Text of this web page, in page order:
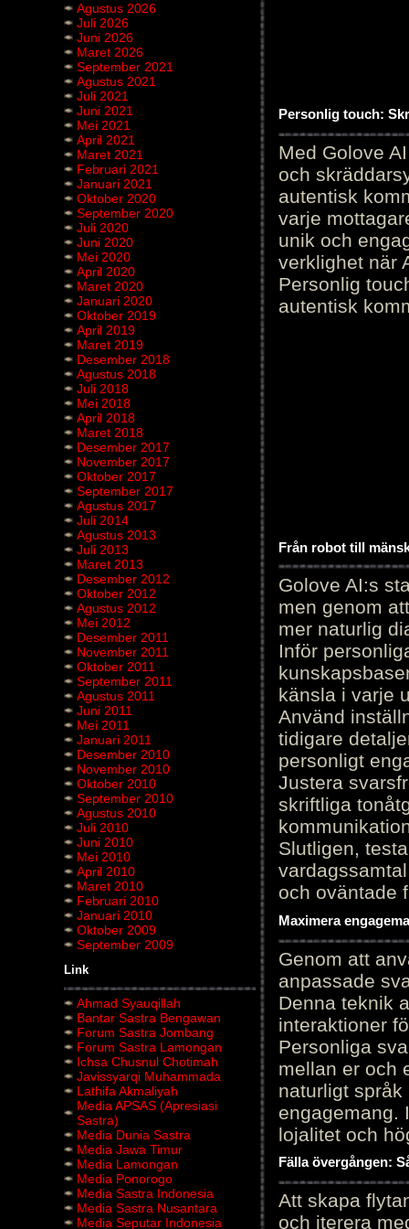
Agustus 2026
Juli 2026
Juni 2026
Maret 2026
September 2021
Agustus 2021
Juli 2021
Juni 2021
Mei 2021
April 2021
Maret 2021
Februari 2021
Januari 2021
Oktober 2020
September 2020
Juli 2020
Juni 2020
Mei 2020
April 2020
Maret 2020
Januari 2020
Oktober 2019
April 2019
Maret 2019
Desember 2018
Agustus 2018
Juli 2018
Mei 2018
April 2018
Maret 2018
Desember 2017
November 2017
Oktober 2017
September 2017
Agustus 2017
Juli 2014
Agustus 2013
Juli 2013
Maret 2013
Desember 2012
Oktober 2012
Agustus 2012
Mei 2012
Desember 2011
November 2011
Oktober 2011
September 2011
Agustus 2011
Juni 2011
Mei 2011
Januari 2011
Desember 2010
November 2010
Oktober 2010
September 2010
Agustus 2010
Juli 2010
Juni 2010
Mei 2010
April 2010
Maret 2010
Februari 2010
Januari 2010
Oktober 2009
September 2009
Link
Ahmad Syauqillah
Bantar Sastra Bengawan
Forum Sastra Jombang
Forum Sastra Lamongan
Ichsa Chusnul Chotimah
Javissyarqi Muhammada
Lathifa Akmaliyah
Media APSAS (Apresiasi
Sastra)
Media Dunia Sastra
Media Jawa Timur
Media Lamongan
Media Ponorogo
Media Sastra Indonesia
Media Sastra Nusantara
Media Seputar Indonesia
Personlig touch:
Med Golove
och
autentisk
varje
unik och
verklighet när
Personlig
autentisk
Från robot till
Golove AI:s
men genom
mer naturlig
Inför
känsla i varje
Använd
tidigare
personligt
Justera
skriftliga
Slutligen,
och oväntade
Maximera
Genom att
anpassade
Denna teknik
interaktioner
Personliga
mellan er och
naturligt
engagemang.
lojalitet och
Fälla övergången:
Att skapa
och iterera